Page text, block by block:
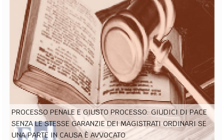
EXTRA
CODICI RUBRICHE LIBRI PROCEEDINGS PUBBLICITÀ CONTATTI
SOCIAL MEDIA
PROCESSO PENALE E GIUSTO PROCESSO: GIUDICI DI PACE
SENZA LE STESSE GARANZIE DEI MAGISTRATI ORDINARI SE
UNA PARTE IN CAUSA È AVVOCATO